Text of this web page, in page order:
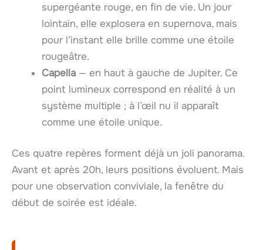
supergéante rouge, en fin de vie. Un jour
lointain, elle explosera en supernova, mais
pour l’instant elle brille comme une étoile
rougeâtre.
Capella — en haut à gauche de Jupiter. Ce
point lumineux correspond en réalité à un
système multiple ; à l’œil nu il apparaît
comme une étoile unique.
Ces quatre repères forment déjà un joli panorama.
Avant et après 20h, leurs positions évoluent. Mais
pour une observation conviviale, la fenêtre du
début de soirée est idéale.